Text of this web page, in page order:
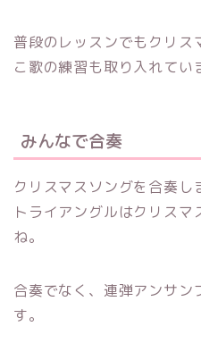
普段のレッスンでもクリス
こ歌の練習も取り入れてい
みんなで合奏
クリスマスソングを合奏し
トライアングルはクリス
ね。
合奏でなく、連弾アンサン
す。